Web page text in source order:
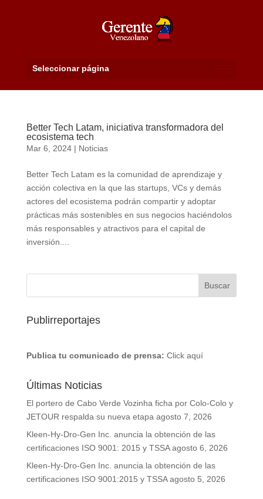
Seleccionar página
Better Tech Latam, iniciativa transformadora del
ecosistema tech
Mar 6, 2024| Noticias
Better Tech Latam es la comunidad de aprendizaje y
acción colectiva en la que las startups, VCs y demás
actores del ecosistema podrán compartir y adoptar
prácticas más sostenibles en sus negocios haciéndolos
más responsables y atractivos para el capital de
inversión....
Publirreportajes
Publica tu comunicado de prensa: Click aquí
Últimas Noticias
El portero de Cabo Verde Vozinha ficha por Colo-Colo y
JETOUR respalda su nueva etapa agosto 7, 2026
Kleen-Hy-Dro-Gen Inc. anuncia la obtención de las
certificaciones ISO 9001: 2015 y TSSA agosto 6, 2026
Kleen-Hy-Dro-Gen Inc. anuncia la obtención de las
certificaciones ISO 9001:2015 y TSSA agosto 5, 2026